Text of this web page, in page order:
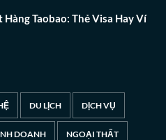
Taobao: Thẻ Visa Hay Ví
DU LỊCH DỊCH VỤ
DOANH NGOẠI THẤT